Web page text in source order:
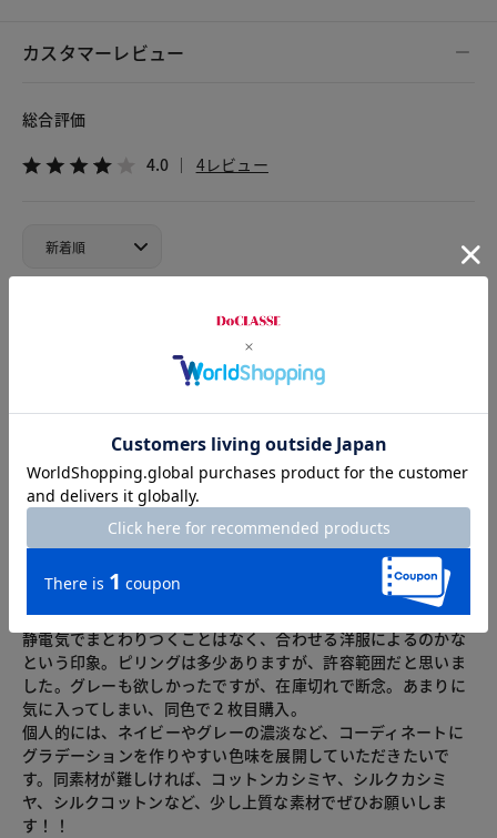
カスタマーレビュー
総合評価
4.0 4レビュー
2025.11.14
身長156cm 体型普通
さが素晴らしく、思わず感動したほどです。デザインも広がり
すぎず上品で、私はスーツに合わせていますが、着ていると必
ず褒められます。
テーラードジャケットの裾からわずかに見え隠れするので、個
人的にはあと2センチ短いとさらに完璧だと思いました。上質
なスーツに負けない素材の良さと、程よいデザイン性(座った時
にもお腹周りが気にならない)が、アラフィーを素敵にみせてく
れる気がします。
静電気でまとわりつくことはなく、合わせる洋服によるのかな
という印象。ピリングは多少ありますが、許容範囲だと思いま
した。グレーも欲しかったですが、在庫切れで断念。あまりに
気に入ってしまい、同色で２枚目購入。
個人的には、ネイビーやグレーの濃淡など、コーディネートに
グラデーションを作りやすい色味を展開していただきたいで
す。同素材が難しければ、コットンカシミヤ、シルクカシミ
ヤ、シルクコットンなど、少し上質な素材でぜひお願いしま
す！！